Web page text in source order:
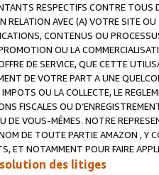
RESPECTIFS CONTRE
RELATION AVEC (A) VOTRE SITE
CONTENUS OU
OU LA
DE SERVICE, QUE CETTE
DE VOTRE PART A UNE
OU LA COLLECTE, LE
FISCALES OU
VOUS-MÊMES. NOTRE
DE TOUTE PARTIE AMAZON , Y
ET NOTAMMENT POUR FAIRE
des litiges